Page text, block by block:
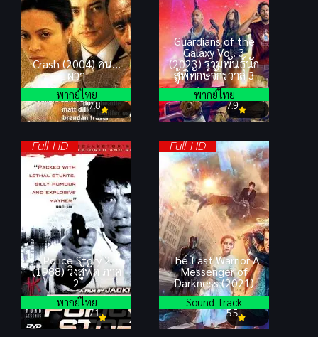
Crash (2004) คน…
ผวา
7.8
พากย์ไทย
Guardians of the
Galaxy Vol. 3
(2023) รวมพันธุ์นัก
สู้พิทักษ์จักรวาล 3
7.9
พากย์ไทย
Full HD
Police Story 2
(1988) วิ่งสู้ฟัด ภาค
2
7.1
พากย์ไทย
Full HD
The Last Warrior A
Messenger of
Darkness (2021)
5.5
Sound Track